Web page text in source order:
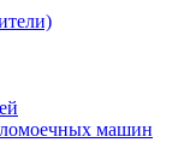
машин